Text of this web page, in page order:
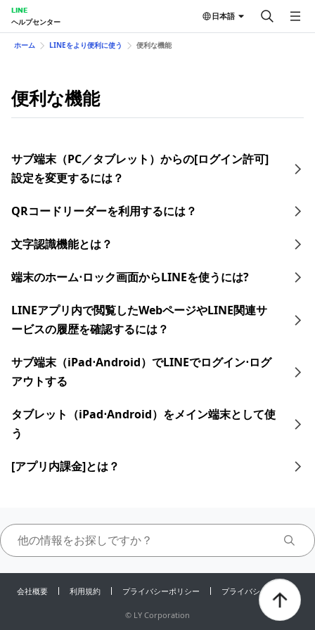
LINE
ヘルプセンター
日本語
ホーム LINEをより便利に使う 便利な機能
便利な機能
サブ端末（PC／タブレット）からの[ログイン許可]
設定を変更するには？
QRコードリーダーを利用するには？
文字認識機能とは？
端末のホーム⋅ロック画面からLINEを使うには?
LINEアプリ内で閲覧したWebページやLINE関連サ
ービスの履歴を確認するには？
サブ端末（iPad⋅Android）でLINEでログイン⋅ログ
アウトする
タブレット​​（iPad⋅Android）をメイン端末として使
う
[アプリ内課金]とは？
会社概要 利用規約 プライバシーポリシー プライバシーセンター
© LY Corporation